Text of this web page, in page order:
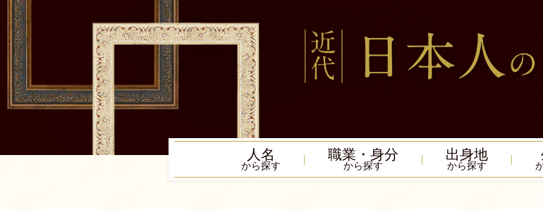
人名
から探す
職業・身分
から探す
出身地
から探す